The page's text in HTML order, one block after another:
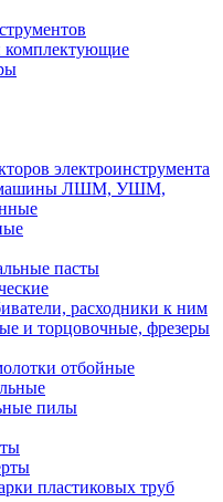
комплектующие
электроинструмента
машины ЛШМ, УШМ,
пасты
расходники к ним
и торцовочные, фрезеры
отбойные
пилы
пластиковых труб